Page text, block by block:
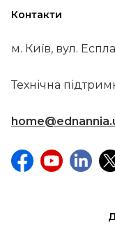
Контакти
м. Київ, вул.
Технічна